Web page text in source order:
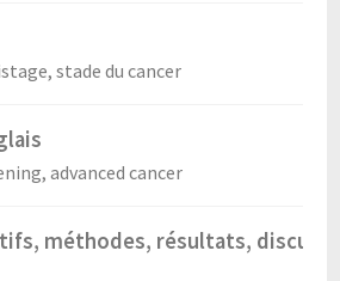
stade du cancer
advanced cancer
méthodes, résultats,